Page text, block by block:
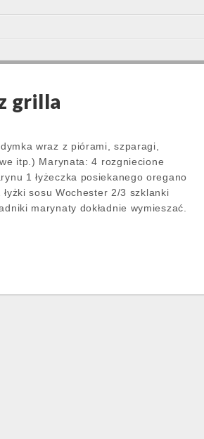
grilla
wraz z piórami, szparagi,
itp.) Marynata: 4 rozgniecione
1 łyżeczka posiekanego oregano
sosu Wochester 2/3 szklanki
marynaty dokładnie wymieszać.